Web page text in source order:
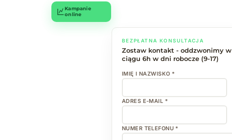
BEZPŁATNA KONSULTACJA
Zostaw kontakt - oddzwonimy w
ciągu 6h w dni robocze (9-17)
IMIĘ I NAZWISKO *
ADRES E-MAIL *
NUMER TELEFONU *
Kampanie
online